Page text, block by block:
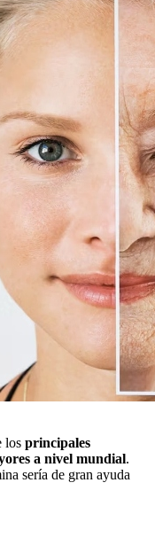
los principales
a nivel mundial.
sería de gran ayuda